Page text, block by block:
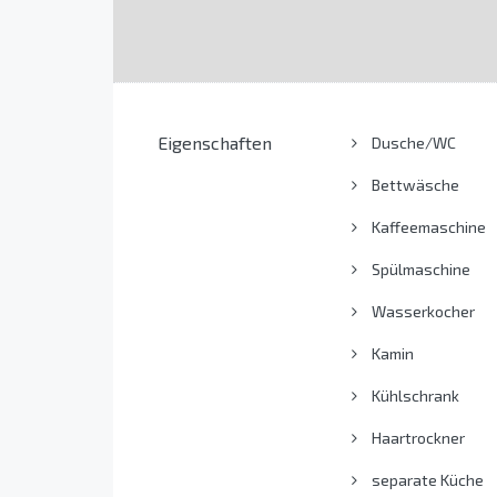
Eigenschaften Dusche/WC
Bettwäsche
Kaffeemaschine
Spülmaschine
Wasserkocher
Kamin
Kühlschrank
Haartrockner
separate Küche